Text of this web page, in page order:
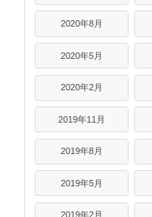
2020年8月
2020年5月
2020年2月
2019年11月
2019年8月
2019年5月
2019年2月